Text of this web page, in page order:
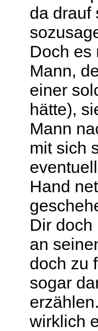
da drauf
Doch es
Mann,
einer
hätte),
Mann
mit sich
Hand
Dir doch
an
doch zu
sogar
wirklich